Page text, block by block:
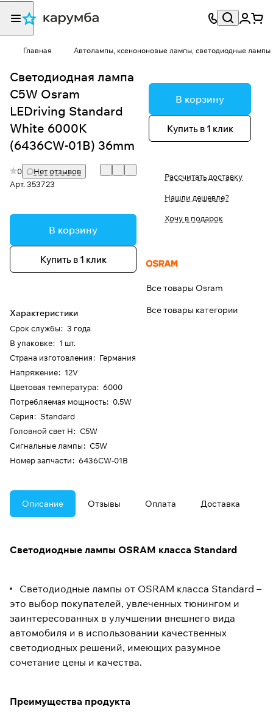
Главная Автолампы, ксенононовые лампы, светодиодные лампы
Светодиодная лампа
C5W Osram
LEDriving Standard
White 6000K
(6436CW-01B) 36mm
0
Нет отзывов
Арт.353723
В корзину
Купить в 1 клик
Характеристики
Срок службы: 3 года
В упаковке: 1 шт.
Страна изготовления: Германия
Напряжение: 12V
Цветовая температура: 6000
Потребляемая мощность: 0.5W
Серия: Standard
Головной свет H: C5W
Сигнальные лампы: C5W
Номер запчасти: 6436CW-01B
В корзину
Купить в 1 клик
Рассчитать доставку
Нашли дешевле?
Хочу в подарок
Все товары Osram
Все товары категории
Описание Отзывы Оплата Доставка
Светодиодные лампы OSRAM класса Standard
Светодиодные лампы от OSRAM класса Standard –
это выбор покупателей, увлеченных тюнингом и
заинтересованных в улучшении внешнего вида
автомобиля и в использовании качественных
светодиодных решений, имеющих разумное
сочетание цены и качества.
Преимущества продукта